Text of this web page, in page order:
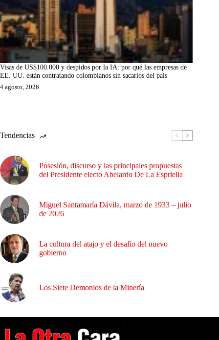
Visas de US$100.000 y despidos por la IA: por qué las empresas de
EE. UU. están contratando colombianos sin sacarlos del país
4 agosto, 2026
Tendencias
Posesión, discurso y las principales propuestas
del Presidente electo Abelardo De La Espriella
Miguel Santamaría Dávila, marzo de 1933 – julio
de 2026
La cultura del atajo y el desafío del nuevo
gobierno
Los Siete Demonios de la Minería